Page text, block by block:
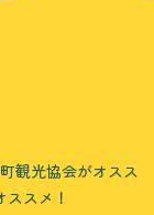
観光協会がオスス
スメ！